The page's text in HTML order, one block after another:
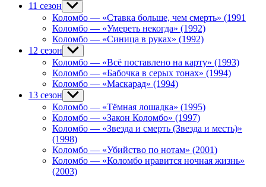
11 сезон Show
sub
menu
Коломбо — «Ставка больше, чем смерть» (1991
Коломбо — «Умереть некогда» (1992)
Коломбо — «Синица в руках» (1992)
12 сезон Show
sub
menu
Коломбо — «Всё поставлено на карту» (1993)
Коломбо — «Бабочка в серых тонах» (1994)
Коломбо — «Маскарад» (1994)
13 сезон Show
sub
menu
Коломбо — «Тёмная лошадка» (1995)
Коломбо — «Закон Коломбо» (1997)
Коломбо — «Звезда и смерть (Звезда и месть)»
(1998)
Коломбо — «Убийство по нотам» (2001)
Коломбо — «Коломбо нравится ночная жизнь»
(2003)